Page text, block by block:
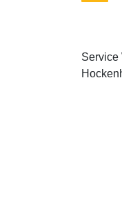
Service